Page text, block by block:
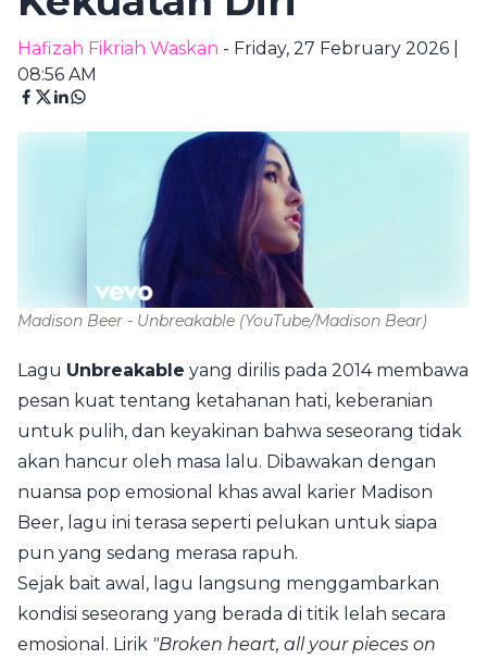
Hafizah Fikriah Waskan - Friday, 27 February 2026 |
08:56 AM
Madison Beer - Unbreakable (YouTube/Madison Bear)
Lagu Unbreakable yang dirilis pada 2014 membawa
pesan kuat tentang ketahanan hati, keberanian
untuk pulih, dan keyakinan bahwa seseorang tidak
akan hancur oleh masa lalu. Dibawakan dengan
nuansa pop emosional khas awal karier Madison
Beer, lagu ini terasa seperti pelukan untuk siapa
pun yang sedang merasa rapuh.
Sejak bait awal, lagu langsung menggambarkan
kondisi seseorang yang berada di titik lelah secara
emosional. Lirik "Broken heart, all your pieces on